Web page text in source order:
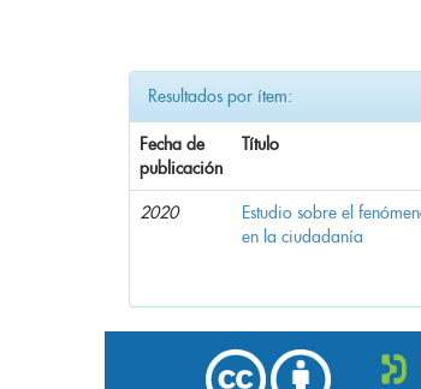
Resultados por ítem:
Fecha de
publicación
Título
2020
Estudio sobre el
en la ciudadanía